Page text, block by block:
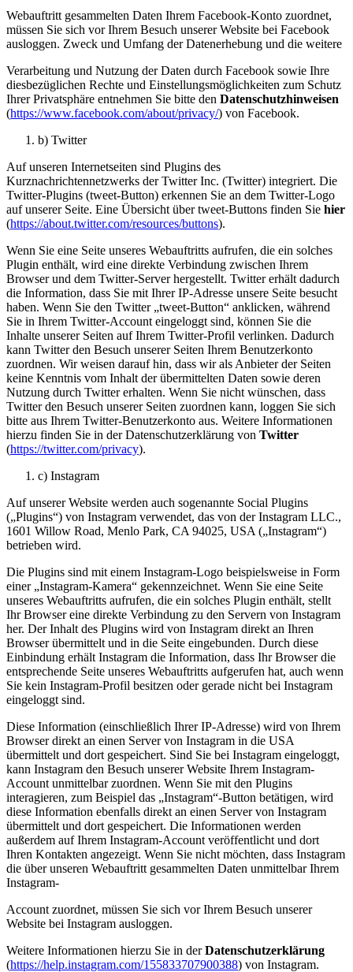
Webauftritt gesammelten Daten Ihrem Facebook-Konto zuordnet,
müssen Sie sich vor Ihrem Besuch unserer Website bei Facebook
ausloggen. Zweck und Umfang der Datenerhebung und die weitere
Verarbeitung und Nutzung der Daten durch Facebook sowie Ihre
diesbezüglichen Rechte und Einstellungsmöglichkeiten zum Schutz
Ihrer Privatsphäre entnehmen Sie bitte den Datenschutzhinweisen
(https://www.facebook.com/about/privacy/) von Facebook.
b) Twitter
Auf unseren Internetseiten sind Plugins des
Kurznachrichtennetzwerks der Twitter Inc. (Twitter) integriert. Die
Twitter-Plugins (tweet-Button) erkennen Sie an dem Twitter-Logo
auf unserer Seite. Eine Übersicht über tweet-Buttons finden Sie hier
(https://about.twitter.com/resources/buttons).
Wenn Sie eine Seite unseres Webauftritts aufrufen, die ein solches
Plugin enthält, wird eine direkte Verbindung zwischen Ihrem
Browser und dem Twitter-Server hergestellt. Twitter erhält dadurch
die Information, dass Sie mit Ihrer IP-Adresse unsere Seite besucht
haben. Wenn Sie den Twitter „tweet-Button“ anklicken, während
Sie in Ihrem Twitter-Account eingeloggt sind, können Sie die
Inhalte unserer Seiten auf Ihrem Twitter-Profil verlinken. Dadurch
kann Twitter den Besuch unserer Seiten Ihrem Benutzerkonto
zuordnen. Wir weisen darauf hin, dass wir als Anbieter der Seiten
keine Kenntnis vom Inhalt der übermittelten Daten sowie deren
Nutzung durch Twitter erhalten. Wenn Sie nicht wünschen, dass
Twitter den Besuch unserer Seiten zuordnen kann, loggen Sie sich
bitte aus Ihrem Twitter-Benutzerkonto aus. Weitere Informationen
hierzu finden Sie in der Datenschutzerklärung von Twitter
(https://twitter.com/privacy).
c) Instagram
Auf unserer Website werden auch sogenannte Social Plugins
(„Plugins“) von Instagram verwendet, das von der Instagram LLC.,
1601 Willow Road, Menlo Park, CA 94025, USA („Instagram“)
betrieben wird.
Die Plugins sind mit einem Instagram-Logo beispielsweise in Form
einer „Instagram-Kamera“ gekennzeichnet. Wenn Sie eine Seite
unseres Webauftritts aufrufen, die ein solches Plugin enthält, stellt
Ihr Browser eine direkte Verbindung zu den Servern von Instagram
her. Der Inhalt des Plugins wird von Instagram direkt an Ihren
Browser übermittelt und in die Seite eingebunden. Durch diese
Einbindung erhält Instagram die Information, dass Ihr Browser die
entsprechende Seite unseres Webauftritts aufgerufen hat, auch wenn
Sie kein Instagram-Profil besitzen oder gerade nicht bei Instagram
eingeloggt sind.
Diese Information (einschließlich Ihrer IP-Adresse) wird von Ihrem
Browser direkt an einen Server von Instagram in die USA
übermittelt und dort gespeichert. Sind Sie bei Instagram eingeloggt,
kann Instagram den Besuch unserer Website Ihrem Instagram-
Account unmittelbar zuordnen. Wenn Sie mit den Plugins
interagieren, zum Beispiel das „Instagram“-Button betätigen, wird
diese Information ebenfalls direkt an einen Server von Instagram
übermittelt und dort gespeichert. Die Informationen werden
außerdem auf Ihrem Instagram-Account veröffentlicht und dort
Ihren Kontakten angezeigt. Wenn Sie nicht möchten, dass Instagram
die über unseren Webauftritt gesammelten Daten unmittelbar Ihrem
Instagram-
Account zuordnet, müssen Sie sich vor Ihrem Besuch unserer
Website bei Instagram ausloggen.
Weitere Informationen hierzu Sie in derDatenschutzerklärung
(https://help.instagram.com/155833707900388) von Instagram.